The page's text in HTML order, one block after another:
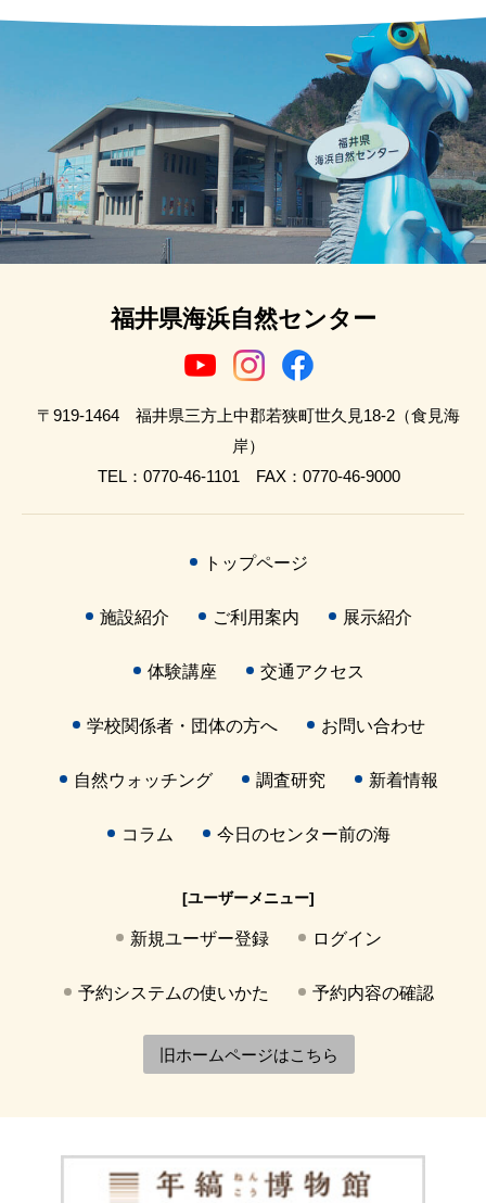
福井県海浜自然センター
〒919-1464 福井県三方上中郡若狭町世久見18-2（食見海
岸）
TEL：0770-46-1101 FAX：0770-46-9000
トップページ
施設紹介 ご利用案内 展示紹介
体験講座 交通アクセス
学校関係者・団体の方へ お問い合わせ
自然ウォッチング 調査研究 新着情報
コラム 今日のセンター前の海
[ユーザーメニュー]
新規ユーザー登録 ログイン
予約システムの使いかた 予約内容の確認
旧ホームページはこちら